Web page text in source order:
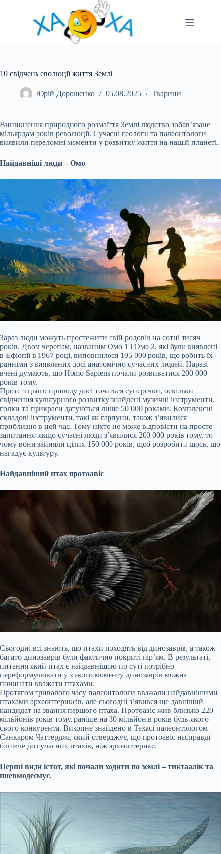
10 свідчень еволюції життя Землі
Юрій Дорошенко 05.08.2025 Тварини
Виникнення природного розмаїття Землі людство зобов’язане
мільярдам років революції. Сучасні геологи та палеонтологи
виявили переломні моменти у розвитку життя на нашій планеті.
Найдавніші люди – Омо
Зараз люди можуть простежити свій родовід на сотні тисяч
років. Двом черепам, названим Омо 1 і Омо 2, які були виявлені
в Ефіопії в 1967 році, виповнилося 195 000 років, що робить їх
ранніми з виявлених досі анатомічно сучасних людей. Наразі
вчені думають, що Homo Sapiens почали розвиватися 200 000
років тому.
Проте з цього приводу досі точаться суперечки, оскільки
свідчення культурного розвитку знайдені музичні інструменти,
голки та прикраси датуються лише 50 000 роками. Комплексні
складові інструменти, такі як гарпуни, також з’явилися
приблизно в цей час. Тому ніхто не може відповісти на просте
запитання: якщо сучасні люди з’явилися 200 000 років тому, то
чому вони зайняли цілих 150 000 років, щоб розробити щось, що
нагадує культуру.
Найдавніший птах протоавіс
Сьогодні всі знають, що птахи походять від динозаврів, а також
багато динозаврів були фактично покриті пір’ям. В результаті,
питання який птах є найдавнішою по суті потрібно
переформулювати у з якого моменту динозаврів можна
починати вважати птахами.
Протягом тривалого часу палеонтологи вважали найдавнішими
птахами археоптериксів, але сьогодні з’явився ще давніший
кандидат на звання першого птаха. Протоавіс жив близько 220
мільйонів років тому, раніше на 80 мільйонів років будь-якого
свого конкурента. Викопне знайдено в Техасі палеонтологом
Санкаром Чаттерджі, який стверджує, що протоавіс насправді
ближче до сучасних птахів, ніж археоптерикс.
Перші види істот, які почали ходити по землі – тиктаалік та
пневмодесмус.